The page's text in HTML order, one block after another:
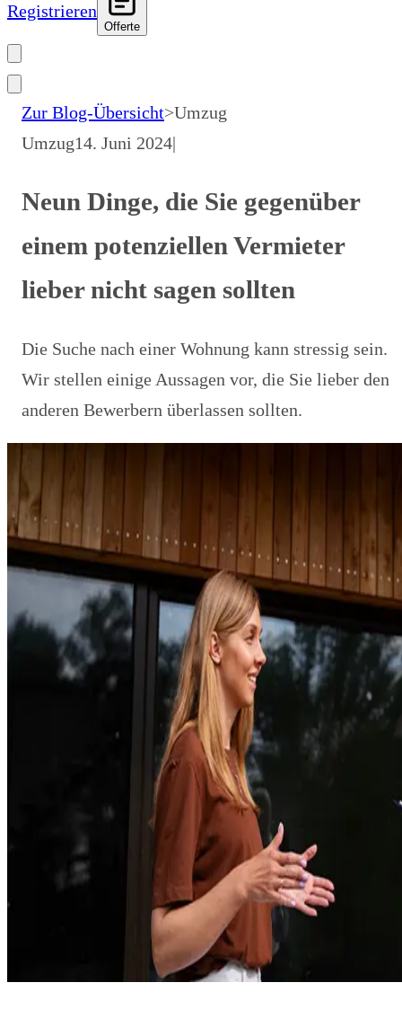
Registrieren
Offerte
Zur Blog-Übersicht>Umzug
Umzug14. Juni 2024|
Neun Dinge, die Sie gegenüber
einem potenziellen Vermieter
lieber nicht sagen sollten
Die Suche nach einer Wohnung kann stressig sein.
Wir stellen einige Aussagen vor, die Sie lieber den
anderen Bewerbern überlassen sollten.